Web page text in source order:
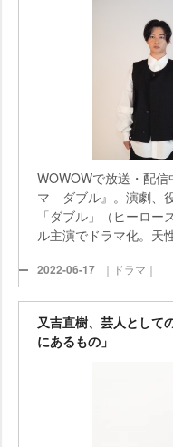
WOWOWで放送・配
マ ダブル』。演劇、
「ダブル」（ヒーロ
ル主演でドラマ化。天
2022-06-17 ｜ドラマ｜
又吉直樹、芸人として
にあるもの」